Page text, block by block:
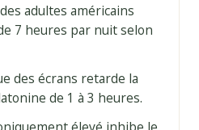
adultes américains
7 heures par nuit selon
des écrans retarde la
de 1 à 3 heures.
élevé inhibe le